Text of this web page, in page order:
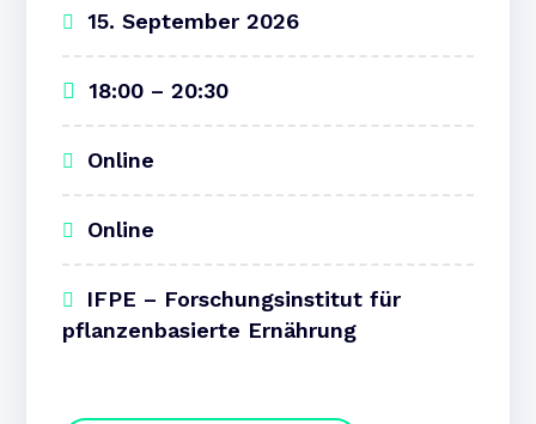
15. September 2026
18:00 – 20:30
Online
Online
IFPE – Forschungsinstitut für
pflanzenbasierte Ernährung